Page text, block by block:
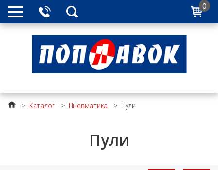
0
> Каталог > Пневматика > Пули
Пули